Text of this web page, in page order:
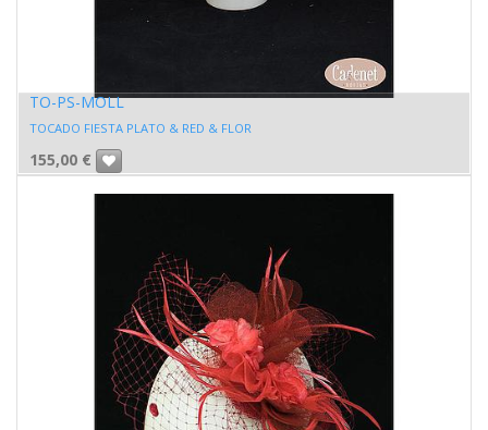
TO-PS-MOLL
TOCADO FIESTA PLATO & RED & FLOR
155,00 €